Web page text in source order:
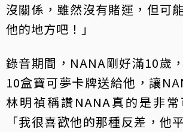
沒關係，雖然沒有賭運，但可
他的地方吧！」
錄音期間，NANA剛好滿10歲
10盒寶可夢卡牌送給他，讓
林明禎稱讚NANA真的是非常
「我很喜歡他的那種反差，他